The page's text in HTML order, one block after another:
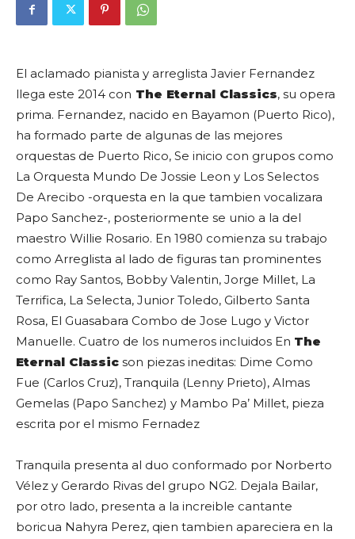
El aclamado pianista y arreglista Javier Fernandez
llega este 2014 con The Eternal Classics, su opera
prima. Fernandez, nacido en Bayamon (Puerto Rico),
ha formado parte de algunas de las mejores
orquestas de Puerto Rico, Se inicio con grupos como
La Orquesta Mundo De Jossie Leon y Los Selectos
De Arecibo -orquesta en la que tambien vocalizara
Papo Sanchez-, posteriormente se unio a la del
maestro Willie Rosario. En 1980 comienza su trabajo
como Arreglista al lado de figuras tan prominentes
como Ray Santos, Bobby Valentin, Jorge Millet, La
Terrifica, La Selecta, Junior Toledo, Gilberto Santa
Rosa, El Guasabara Combo de Jose Lugo y Victor
Manuelle. Cuatro de los numeros incluidos En The
Eternal Classic son piezas ineditas: Dime Como
Fue (Carlos Cruz), Tranquila (Lenny Prieto), Almas
Gemelas (Papo Sanchez) y Mambo Pa’ Millet, pieza
escrita por el mismo Fernadez
Tranquila presenta al duo conformado por Norberto
Vélez y Gerardo Rivas del grupo NG2. Dejala Bailar,
por otro lado, presenta a la increible cantante
boricua Nahyra Perez, qien tambien apareciera en la